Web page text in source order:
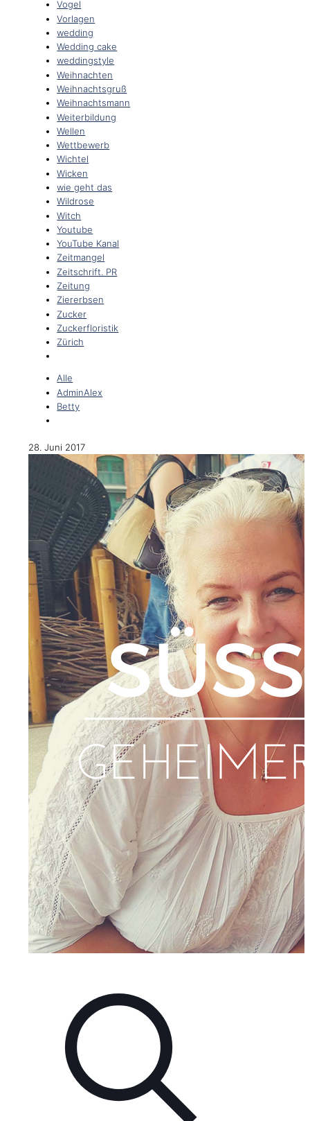
Vogel
Vorlagen
wedding
Wedding cake
weddingstyle
Weihnachten
Weihnachtsgruß
Weihnachtsmann
Weiterbildung
Wellen
Wettbewerb
Wichtel
Wicken
wie geht das
Wildrose
Witch
Youtube
YouTube Kanal
Zeitmangel
Zeitschrift. PR
Zeitung
Ziererbsen
Zucker
Zuckerfloristik
Zürich
Alle
AdminAlex
Betty
28. Juni 2017